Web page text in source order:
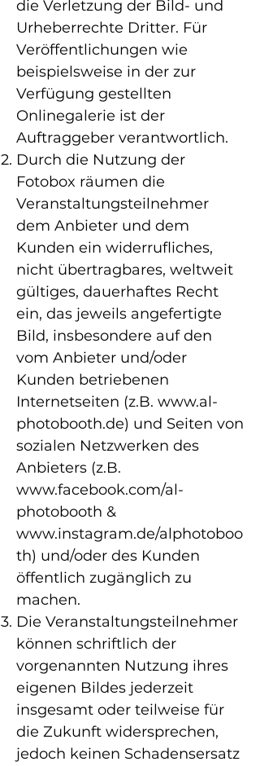
die Verletzung der Bild- und
Urheberrechte Dritter. Für
Veröffentlichungen wie
beispielsweise in der zur
Verfügung gestellten
Onlinegalerie ist der
Auftraggeber verantwortlich.
Durch die Nutzung der
Fotobox räumen die
Veranstaltungsteilnehmer
dem Anbieter und dem
Kunden ein widerrufliches,
nicht übertragbares, weltweit
gültiges, dauerhaftes Recht
ein, das jeweils angefertigte
Bild, insbesondere auf den
vom Anbieter und/oder
Kunden betriebenen
Internetseiten (z.B. www.al-
photobooth.de) und Seiten von
sozialen Netzwerken des
Anbieters (z.B.
www.facebook.com/al-
photobooth &
www.instagram.de/alphotoboo
th) und/oder des Kunden
öffentlich zugänglich zu
machen.
Die Veranstaltungsteilnehmer
können schriftlich der
vorgenannten Nutzung ihres
eigenen Bildes jederzeit
insgesamt oder teilweise für
die Zukunft widersprechen,
jedoch keinen Schadensersatz